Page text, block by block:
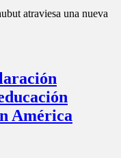
atraviesa una nueva
América